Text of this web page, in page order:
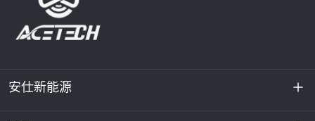
安仕新能源